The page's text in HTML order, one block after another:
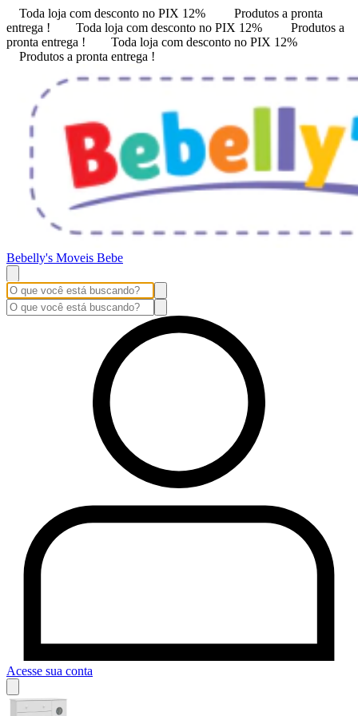
Toda loja com desconto no PIX 12%
Produtos a pronta
entrega !
Toda loja com desconto no PIX 12%
Produtos a
pronta entrega !
Toda loja com desconto no PIX 12%
Produtos a pronta entrega !
Bebelly's Moveis Bebe
Acesse sua conta